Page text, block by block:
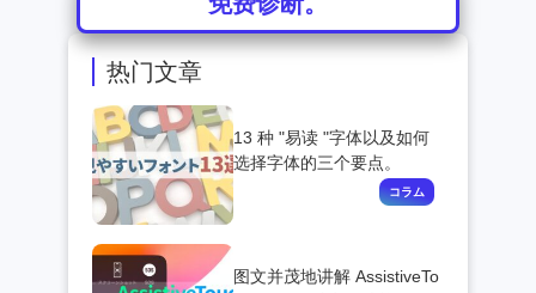
热门文章
13 种 "易读 "字体以及如何
选择字体的三个要点。
图文并茂地讲解 AssistiveTo